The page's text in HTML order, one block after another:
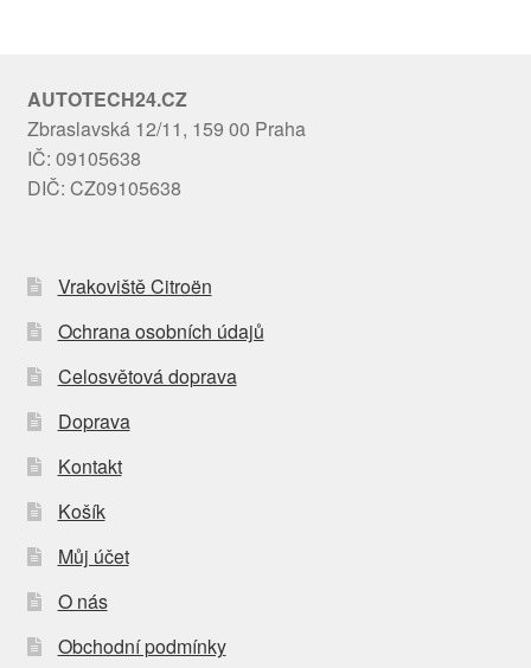
AUTOTECH24.CZ
Zbraslavská 12/11, 159 00 Praha
IČ: 09105638
DIČ: CZ09105638
Vrakoviště Citroën
Ochrana osobních údajů
Celosvětová doprava
Doprava
Kontakt
Košík
Můj účet
O nás
Obchodní podmínky